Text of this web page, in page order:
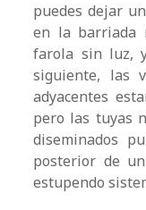
puedes dejar
en la barriada
farola sin luz,
siguiente, las
adyacentes
pero las tuyas
diseminados
posterior de
estupendo